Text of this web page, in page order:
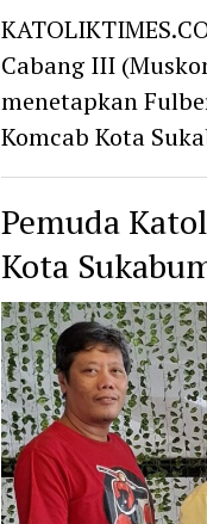
Cabang III
menetapkan
Komcab Kota
Pemuda
Kota